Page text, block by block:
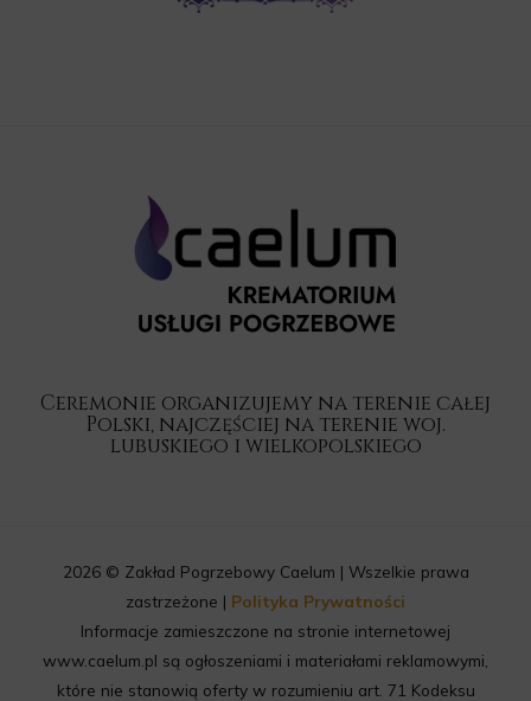
Ceremonie organizujemy na terenie całej
Polski, najczęściej na terenie woj.
lubuskiego i wielkopolskiego
2026 © Zakład Pogrzebowy Caelum | Wszelkie prawa
zastrzeżone | Polityka Prywatności
Informacje zamieszczone na stronie internetowej
www.caelum.pl są ogłoszeniami i materiałami reklamowymi,
które nie stanowią oferty w rozumieniu art. 71 Kodeksu